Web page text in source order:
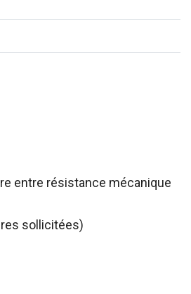
entre résistance mécanique
sollicitées)